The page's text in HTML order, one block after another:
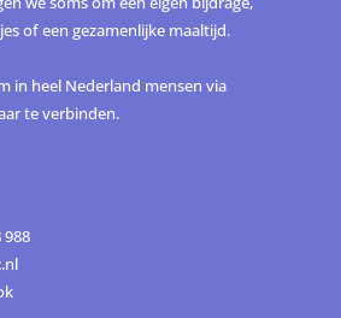
of een gezamenlijke maaltijd.
in heel Nederland mensen via
te verbinden.
988